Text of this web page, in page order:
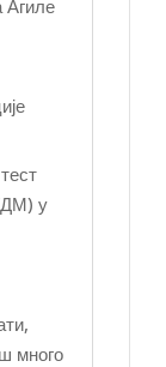
у
много